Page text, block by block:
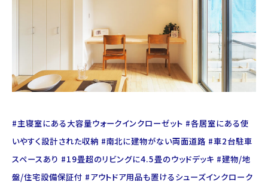
#主寝室にある大容量ウォークインクローゼット #各居室にある使
いやすく設計された収納 #南北に建物がない両面道路 #車2台駐車
スペースあり #19畳超のリビングに4.5畳のウッドデッキ #建物/地
盤/住宅設備保証付 #アウトドア用品も置けるシューズインクローク